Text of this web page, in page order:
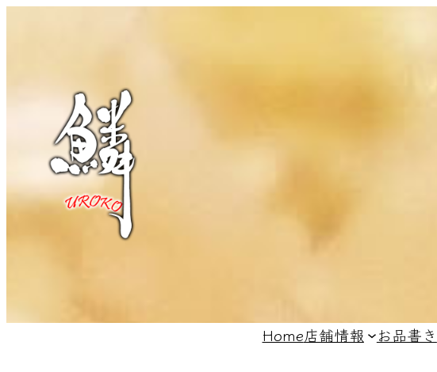
Home店舗情報 お品書き